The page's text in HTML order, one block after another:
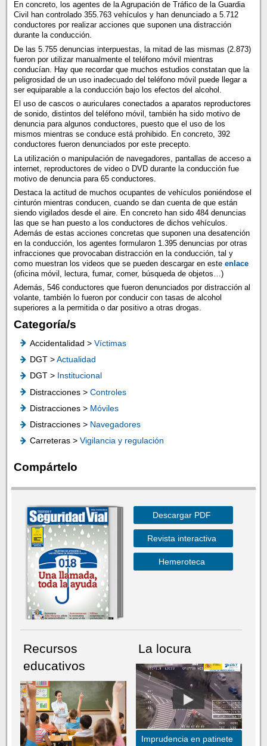
En concreto, los agentes de la Agrupación de Tráfico de la Guardia
Civil han controlado 355.763 vehículos y han denunciado a 5.712
conductores por realizar acciones que suponen una distracción
durante la conducción.
De las 5.755 denuncias interpuestas, la mitad de las mismas (2.873)
fueron por utilizar manualmente el teléfono móvil mientras
conducían. Hay que recordar que muchos estudios constatan que la
peligrosidad de un uso inadecuado del teléfono móvil puede llegar a
ser equiparable a la conducción bajo los efectos del alcohol.
El uso de cascos o auriculares conectados a aparatos reproductores
de sonido, distintos del teléfono móvil, también ha sido motivo de
denuncia para algunos conductores, puesto que el uso de los
mismos mientras se conduce está prohibido. En concreto, 392
conductores fueron denunciados por este precepto.
La utilización o manipulación de navegadores, pantallas de acceso a
internet, reproductores de video o DVD durante la conducción fue
motivo de denuncia para 65 conductores.
Destaca la actitud de muchos ocupantes de vehículos poniéndose el
cinturón mientras conducen, cuando se dan cuenta de que están
siendo vigilados desde el aire. En concreto han sido 484 denuncias
las que se han puesto a los conductores de dichos vehículos.
Además de estas acciones concretas que suponen una desatención
en la conducción, los agentes formularon 1.395 denuncias por otras
infracciones que provocaban distracción en la conducción, tal y
como muestran los videos que se pueden descargar en este enlace
(oficina móvil, lectura, fumar, comer, búsqueda de objetos…)
Además, 546 conductores que fueron denunciados por distracción al
volante, también lo fueron por conducir con tasas de alcohol
superiores a la permitida o dar positivo a otras drogas.
Categoría/s
Accidentalidad > Víctimas
DGT >Actualidad
DGT > Institucional
Distracciones > Controles
Distracciones > Móviles
Distracciones > Navegadores
Carreteras > Vigilancia y regulación
Compártelo
Descargar PDF
Revista interactiva
Hemeroteca
Recursos
educativos
La locura
Imprudencia en patinete